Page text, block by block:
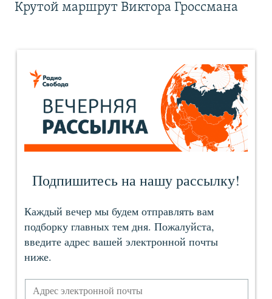
Крутой маршрут Виктора Гроссмана